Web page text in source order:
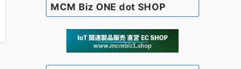
MCM Biz ONE dot SHOP